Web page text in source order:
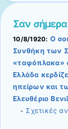
Σαν σήμερα
10/8/1920: Ο
Συνθήκη των
«ταφόπλακα»
Ελλάδα
ηπείρων και
Ελευθέριο
- Σχετικές